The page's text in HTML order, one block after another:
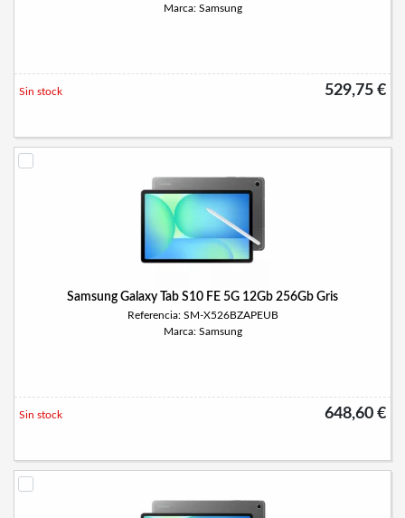
Marca: Samsung
529,75 €
Sin stock
Samsung Galaxy Tab S10 FE 5G 12Gb 256Gb Gris
Referencia: SM-X526BZAPEUB
Marca: Samsung
648,60 €
Sin stock